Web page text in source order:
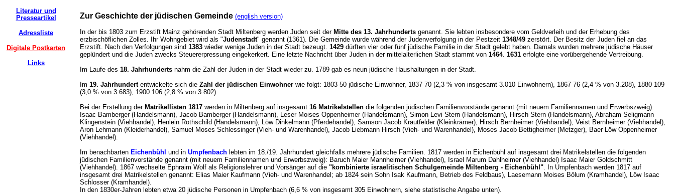
Literatur und
Presseartikel
Adressliste
Digitale Postkarten
Links
Zur Geschichte der jüdischen Gemeinde (english version)
In der bis 1803 zum Erzstift Mainz gehörenden Stadt Miltenberg werden Juden seit der Mitte des 13. Jahrhunderts genannt. Sie lebten insbesondere vom Geldverleih und der Erhebung des
erzbischöflichen Zolles. Ihr Wohngebiet wird als "Judenstadt" genannt (1361). Die Gemeinde wurde während der Judenverfolgung in der Pestzeit 1348/49 zerstört. Der Besitz der Juden fiel an das
Erzstift. Nach den Verfolgungen sind 1383 wieder wenige Juden in der Stadt bezeugt. 1429 dürften vier oder fünf jüdische Familie in der Stadt gelebt haben. Damals wurden mehrere jüdische Häuser
geplündert und die Juden zwecks Steuererpressung eingekerkert. Eine letzte Nachricht über Juden in der mittelalterlichen Stadt stammt von 1464. 1631 erfolgte eine vorübergehende Vertreibung.
Im Laufe des 18. Jahrhunderts nahm die Zahl der Juden in der Stadt wieder zu. 1789 gab es neun jüdische Haushaltungen in der Stadt.
Im 19. Jahrhundertentwickelte sich die Zahl der jüdischen Einwohner wie folgt: 1803 50 jüdische Einwohner, 1837 70 (2,3 % von insgesamt 3.010 Einwohnern), 1867 76 (2,4 % von 3.208), 1880 109
(3,0 % von 3.683), 1900 106 (2,8 % von 3.802).
Bei der Erstellung der Matrikellisten 1817 werden in Miltenberg auf insgesamt 16 Matrikelstellen die folgenden jüdischen Familienvorstände genannt (mit neuem Familiennamen und Erwerbszweig):
Isaac Bamberger (Handelsmann), Jacob Bamberger (Handelsmann), Leser Moises Oppenheimer (Handelsmann), Simon Levi Stern (Handelsmann), Hirsch Stern (Handelsmann), Abraham Seligmann
Klingenstein (Viehhandel), Henlein Rothschild (Handelsmann), Löw Dinkelmann (Pferdehandel), Samson Jacob Krautfelder (Kleinkrämer), Hirsch Bernheimer (Viehhandel), Veist Bernheimer (Viehhandel),
Aron Lehmann (Kleiderhandel), Samuel Moses Schlessinger (Vieh- und Warenhandel), Jacob Liebmann Hirsch (Vieh- und Warenhandel), Moses Jacob Bettigheimer (Metzger), Baer Löw Oppenheimer
(Viehhandel).
Im benachbarten Eichenbühl und in Umpfenbach lebten im 18./19. Jahrhundert gleichfalls mehrere jüdische Familien. 1817 werden in Eichenbühl auf insgesamt drei Matrikelstellen die folgenden
jüdischen Familienvorstände genannt (mit neuem Familiennamen und Erwerbszweig): Baruch Maier Mannheimer (Viehhandel), Israel Marum Dahlheimer (Viehhandel) Isaac Maier Goldschmitt
(Viehhandel). 1867 wechselte Ephraim Wolf als Religionslehrer und Vorsänger auf die "kombinierte israelitischen Schulgemeinde Miltenberg - Eichenbühl". In Umpfenbach werden 1817 auf
insgesamt drei Matrikelstellen genannt: Elias Maier Kaufmann (Vieh- und Warenhandel; ab 1824 sein Sohn Isak Kaufmann, Betrieb des Feldbaus), Laesemann Moises Bölum (Kramhandel), Löw Isaac
Schlosser (Kramhandel).
In den 1830er-Jahren lebten etwa 20 jüdische Personen in Umpfenbach (6,6 % von insgesamt 305 Einwohnern, siehe statistische Angabe unten).